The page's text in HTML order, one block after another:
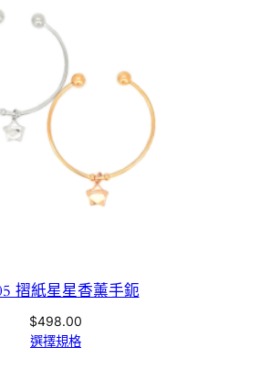
摺紙星星香薰手鈪
$498.00
選擇規格